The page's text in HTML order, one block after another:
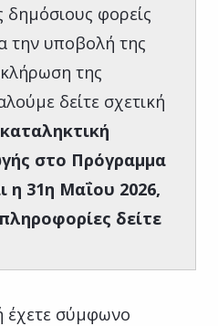
δημόσιους φορείς
την υποβολή της
της
δείτε σχετική
στο Πρόγραμμα
η 31η Μαΐου 2026,
δείτε
έχετε σύμφωνο